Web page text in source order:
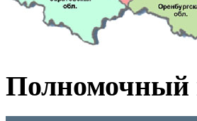
Полномочный